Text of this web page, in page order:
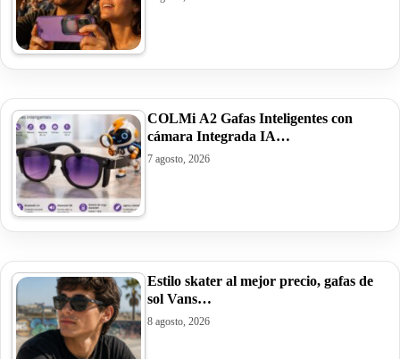
COLMi A2 Gafas Inteligentes con
cámara Integrada IA…
7 agosto, 2026
Estilo skater al mejor precio, gafas de
sol Vans…
8 agosto, 2026